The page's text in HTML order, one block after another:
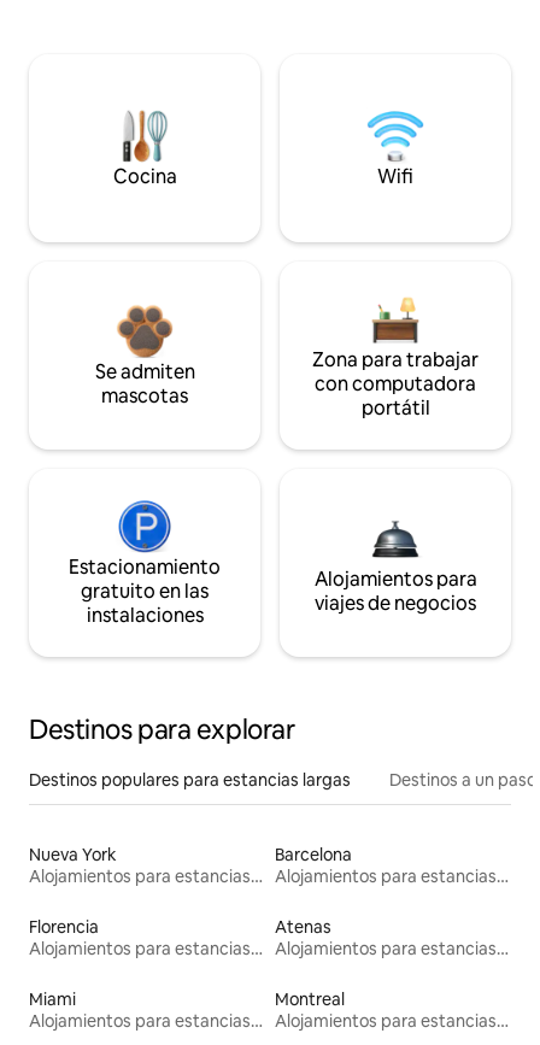
Cocina Wifi
Se admiten
mascotas
Zona para trabajar
con computadora
portátil
Estacionamiento
gratuito en las
instalaciones
Alojamientos para
viajes de negocios
Destinos para explorar
Destinos populares para estancias largas Destinos a un
Nueva York
Alojamientos para estancias largas
Barcelona
Alojamientos para estancias largas
Florencia
Alojamientos para estancias largas
Atenas
Alojamientos para estancias largas
Miami
Alojamientos para estancias largas
Montreal
Alojamientos para estancias largas